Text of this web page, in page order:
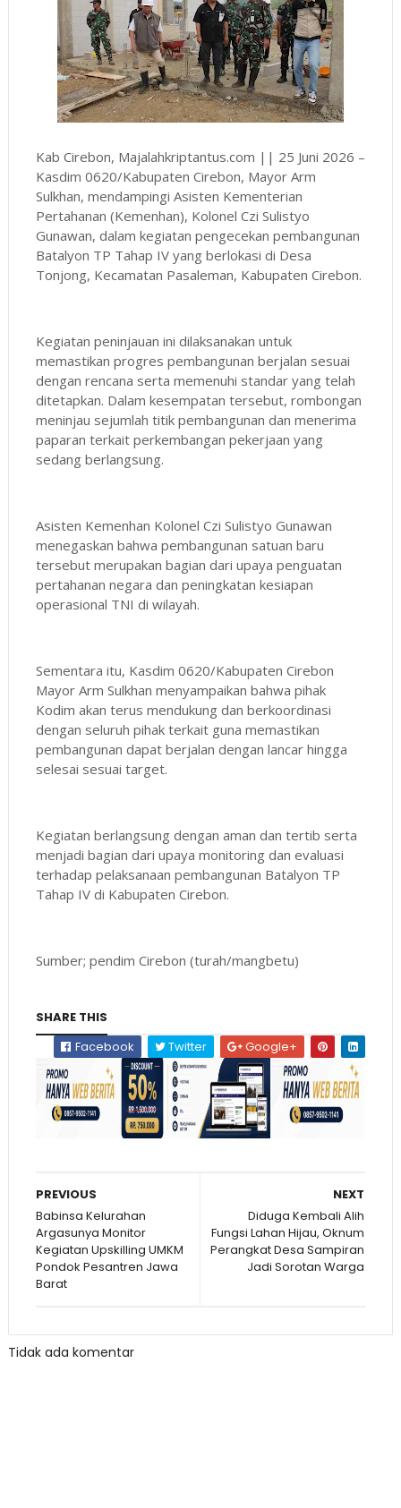
Kab Cirebon, Majalahkriptantus.com || 25 Juni 2026 –
Kasdim 0620/Kabupaten Cirebon, Mayor Arm
Sulkhan, mendampingi Asisten Kementerian
Pertahanan (Kemenhan), Kolonel Czi Sulistyo
Gunawan, dalam kegiatan pengecekan pembangunan
Batalyon TP Tahap IV yang berlokasi di Desa
Tonjong, Kecamatan Pasaleman, Kabupaten Cirebon.
Kegiatan peninjauan ini dilaksanakan untuk
memastikan progres pembangunan berjalan sesuai
dengan rencana serta memenuhi standar yang telah
ditetapkan. Dalam kesempatan tersebut, rombongan
meninjau sejumlah titik pembangunan dan menerima
paparan terkait perkembangan pekerjaan yang
sedang berlangsung.
Asisten Kemenhan Kolonel Czi Sulistyo Gunawan
menegaskan bahwa pembangunan satuan baru
tersebut merupakan bagian dari upaya penguatan
pertahanan negara dan peningkatan kesiapan
operasional TNI di wilayah.
Sementara itu, Kasdim 0620/Kabupaten Cirebon
Mayor Arm Sulkhan menyampaikan bahwa pihak
Kodim akan terus mendukung dan berkoordinasi
dengan seluruh pihak terkait guna memastikan
pembangunan dapat berjalan dengan lancar hingga
selesai sesuai target.
Kegiatan berlangsung dengan aman dan tertib serta
menjadi bagian dari upaya monitoring dan evaluasi
terhadap pelaksanaan pembangunan Batalyon TP
Tahap IV di Kabupaten Cirebon.
Sumber; pendim Cirebon (turah/mangbetu)
SHARE THIS
Facebook
Twitter Google+
NEXT
Diduga Kembali Alih
Fungsi Lahan Hijau, Oknum
Perangkat Desa Sampiran
Jadi Sorotan Warga
PREVIOUS
Babinsa Kelurahan
Argasunya Monitor
Kegiatan Upskilling UMKM
Pondok Pesantren Jawa
Barat
Tidak ada komentar